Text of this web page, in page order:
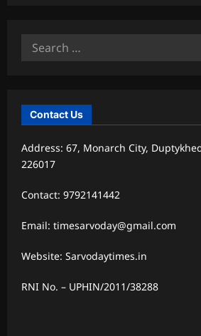
Search
Contact Us
Address: 67, Monarch City,
226017
Contact: 9792141442
Email: timesarvoday@gmail.com
Website: Sarvodaytimes.in
RNI No. – UPHIN/2011/38288